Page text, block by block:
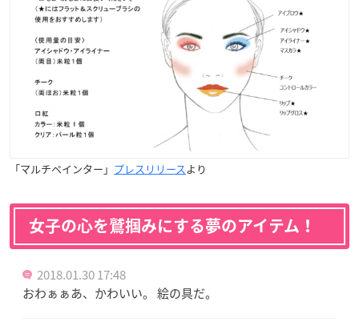
「マルチペインター」 プレスリリースより
女子の心を鷲掴みにする夢のアイテム！
2018.01.30 17:48
おわぁぁあ、かわいい。 絵の具だ。